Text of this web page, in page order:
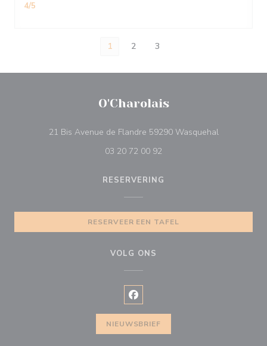
4/5
1 2 3
O'Charolais
21 Bis Avenue de Flandre 59290 Wasquehal((opent in
03 20 72 00 92
RESERVERING
RESERVEER EEN TAFEL
VOLG ONS
Facebook ((opent in een nieuw
NIEUWSBRIEF